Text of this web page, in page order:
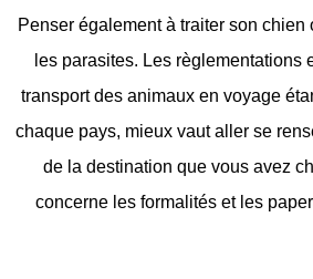
Penser également à traiter son chien
les parasites. Les règlementations
transport des animaux en voyage
chaque pays, mieux vaut aller se
de la destination que vous avez
concerne les formalités et les